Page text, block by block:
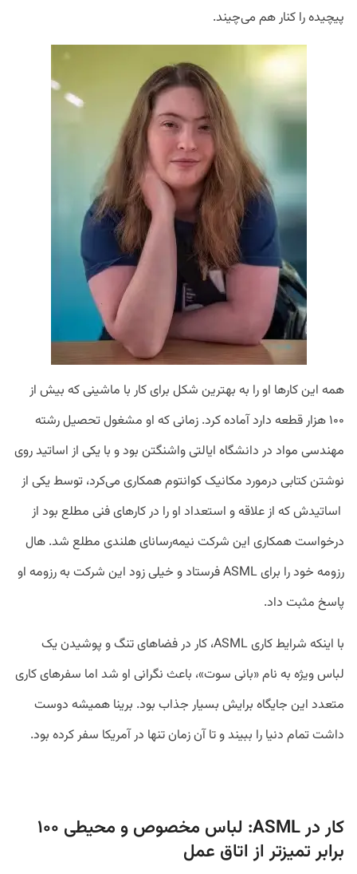
پیچیده را کنار هم می‌چیند.
همه این کارها او را به بهترین شکل برای کار با ماشینی که بیش از
۱۰۰ هزار قطعه دارد آماده کرد. زمانی که او مشغول تحصیل رشته
مهندسی مواد در دانشگاه ایالتی واشنگتن بود و با یکی از اساتید روی
نوشتن کتابی درمورد مکانیک کوانتوم همکاری می‌کرد، توسط یکی از
اساتیدش که از علاقه و استعداد او را در کارهای فنی مطلع بود از
درخواست همکاری این شرکت نیمه‌رسانای هلندی مطلع شد. هال
رزومه خود را برای ASML فرستاد و خیلی زود این شرکت به رزومه او
پاسخ مثبت داد.
با اینکه شرایط کاری ASML، کار در فضاهای تنگ و پوشیدن یک
لباس ویژه به نام «بانی‌ سوت»، باعث نگرانی او شد اما سفر‌های کاری
متعدد این جایگاه برایش بسیار جذاب بود. برینا همیشه دوست
داشت تمام دنیا را ببیند و تا آن زمان تنها در آمریکا سفر کرده بود.
کار در ASML: لباس مخصوص و محیطی ۱۰۰
برابر تمیز‌تر از اتاق عمل